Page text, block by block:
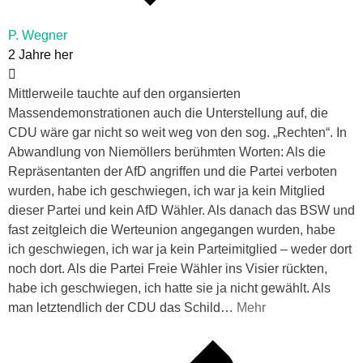
P. Wegner
2 Jahre her
Mittlerweile tauchte auf den organsierten
Massendemonstrationen auch die Unterstellung auf, die
CDU wäre gar nicht so weit weg von den sog. „Rechten“. In
Abwandlung von Niemöllers berühmten Worten: Als die
Repräsentanten der AfD angriffen und die Partei verboten
wurden, habe ich geschwiegen, ich war ja kein Mitglied
dieser Partei und kein AfD Wähler. Als danach das BSW und
fast zeitgleich die Werteunion angegangen wurden, habe
ich geschwiegen, ich war ja kein Parteimitglied – weder dort
noch dort. Als die Partei Freie Wähler ins Visier rückten,
habe ich geschwiegen, ich hatte sie ja nicht gewählt. Als
man letztendlich der CDU das Schild … Mehr